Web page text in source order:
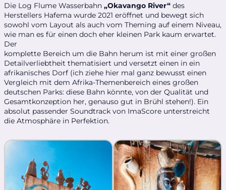
Die Log Flume Wasserbahn „Okavango River“ des
Herstellers Hafema wurde 2021 eröffnet und bewegt sich
sowohl vom Layout als auch vom Theming auf einem Niveau,
wie man es für einen doch eher kleinen Park kaum erwartet.
Der
komplette Bereich um die Bahn herum ist mit einer großen
Detailverliebtheit thematisiert und versetzt einen in ein
afrikanisches Dorf (ich ziehe hier mal ganz bewusst einen
Vergleich mit dem Afrika-Themenbereich eines großen
deutschen Parks: diese Bahn könnte, von der Qualität und
Gesamtkonzeption her, genauso gut in Brühl stehen!). Ein
absolut passender Soundtrack von ImaScore unterstreicht
die Atmosphäre in Perfektion.